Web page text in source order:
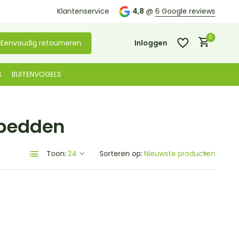
Kom langs in onzewinkel in De Lier
Klantenservice 4,8 @ 6 Google reviews
Eenvoudig retourneren Inloggen
0
BUITENVOGELS
Toon: Sorteren op: